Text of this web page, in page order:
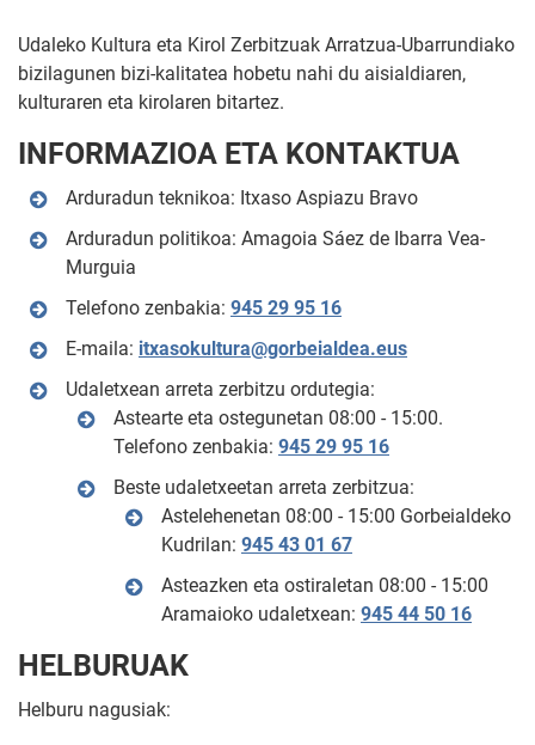
Udaleko Kultura eta Kirol Zerbitzuak Arratzua-Ubarrundiako
bizilagunen bizi-kalitatea hobetu nahi du aisialdiaren,
kulturaren eta kirolaren bitartez.
INFORMAZIOA ETA KONTAKTUA
Arduradun teknikoa: Itxaso Aspiazu Bravo
Arduradun politikoa: Amagoia Sáez de Ibarra Vea-
Murguia
Telefono zenbakia: 945 29 95 16
E-maila: itxasokultura@gorbeialdea.eus
Udaletxean arreta zerbitzu ordutegia:
Astearte eta ostegunetan 08:00 - 15:00.
Telefono zenbakia: 945 29 95 16
Beste udaletxeetan arreta zerbitzua:
Astelehenetan 08:00 - 15:00 Gorbeialdeko
Kudrilan: 945 43 01 67
Asteazken eta ostiraletan 08:00 - 15:00
Aramaioko udaletxean: 945 44 50 16
HELBURUAK
Helburu nagusiak: